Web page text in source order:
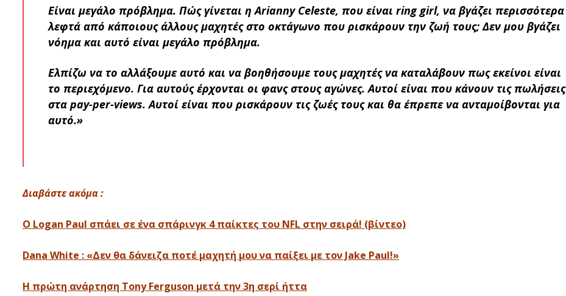
Είναι μεγάλο πρόβλημα. Πώς γίνεται η Arianny Celeste, που είναι ring girl, να βγάζει περισσότερα
λεφτά από κάποιους άλλους μαχητές στο οκτάγωνο που ρισκάρουν την ζωή τους; Δεν μου βγάζει
νόημα και αυτό είναι μεγάλο πρόβλημα.
Ελπίζω να το αλλάξουμε αυτό και να βοηθήσουμε τους μαχητές να καταλάβουν πως εκείνοι είναι
το περιεχόμενο. Για αυτούς έρχονται οι φανς στους αγώνες. Αυτοί είναι που κάνουν τις πωλήσεις
στα pay-per-views. Αυτοί είναι που ρισκάρουν τις ζωές τους και θα έπρεπε να ανταμοίβονται για
αυτό.»
Διαβάστε ακόμα :
Ο Logan Paul σπάει σε ένα σπάρινγκ 4 παίκτες του NFL στην σειρά! (βίντεο)
Dana White : «Δεν θα δάνειζα ποτέ μαχητή μου να παίξει με τον Jake Paul!»
Η πρώτη ανάρτηση Tony Ferguson μετά την 3η σερί ήττα